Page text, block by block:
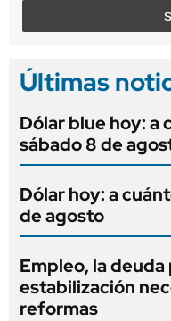
Últimas
Dólar blue hoy: a
sábado 8 de
Dólar hoy: a
de agosto
Empleo, la
estabilización
reformas